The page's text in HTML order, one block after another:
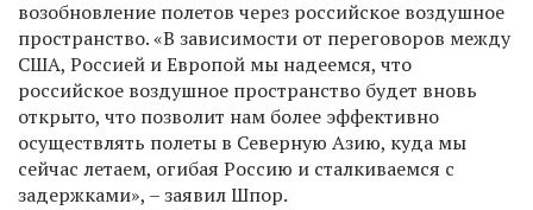
возобновление полетов через российское воздушное
пространство. «В зависимости от переговоров между
США, Россией и Европой мы надеемся, что
российское воздушное пространство будет вновь
открыто, что позволит нам более эффективно
осуществлять полеты в Северную Азию, куда мы
сейчас летаем, огибая Россию и сталкиваемся с
задержками», – заявил Шпор.